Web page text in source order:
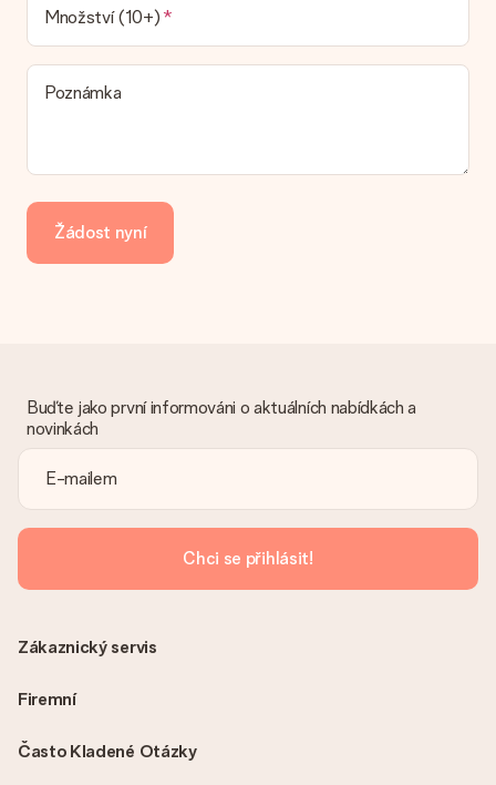
V současné době není možné zvolit možnost doručení. Dárek,
který chcete objednat, je buď odeslán jako balíček nebo jako
doručování poštovní schránky. Chcete vědět, na kterou
možnost spadá vaše objednávka? Kontaktujte prosím náš
zákaznický servis.
Jak mohu zaplatit objednávku?
kartu, fakturu přes Klarna nebo ruční převod. V případě ručního
převodu platby prosím vezměte v úvahu dodací lhůtu 3 dny
navíc.
vhodné řešení.
Je faktura odeslána spolu s objednávkou?
vždy v potvrzovacím e-mailu a vždy ji najdete ve svém účtu
MySurprise. To znamená, že můžete dar doručit přímo
příjemci, což je opravdovým překvapením!
Množství (10+)
Poznámka
Žádost nyní
Buďte jako první informováni o aktuálních nabídkách a
novinkách
Chci se přihlásit!
Často Kladené Otázky
Zákaznický servis
Firemní